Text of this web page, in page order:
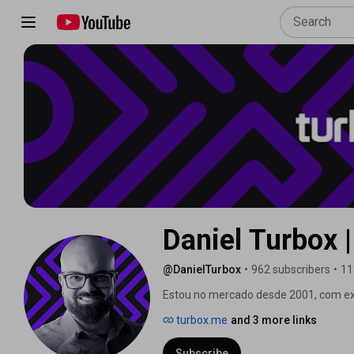
Daniel Turbox
@DanielTurbox • 962 subscribers •
Estou no mercado desde 2001, com
(operadora de viagens), Franquias
Mares Turismo (agência membro do
turbox.me and 3 more links